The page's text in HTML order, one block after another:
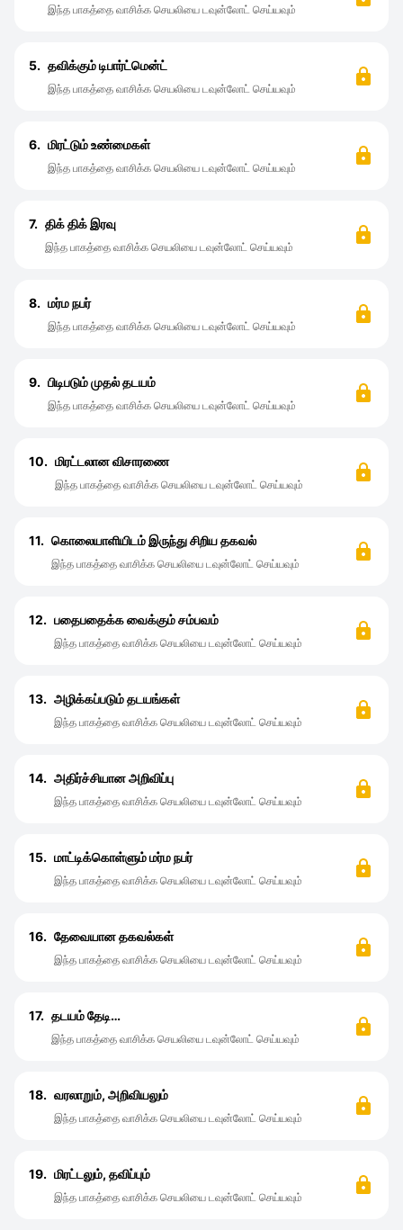
இந்த பாகத்தை வாசிக்க செயலியை டவுன்லோட் செய்யவும்
5. தவிக்கும் டிபார்ட்மென்ட்
இந்த பாகத்தை வாசிக்க செயலியை டவுன்லோட் செய்யவும்
6. மிரட்டும் உண்மைகள்
இந்த பாகத்தை வாசிக்க செயலியை டவுன்லோட் செய்யவும்
7. திக் திக் இரவு
இந்த பாகத்தை வாசிக்க செயலியை டவுன்லோட் செய்யவும்
8. மர்ம நபர்
இந்த பாகத்தை வாசிக்க செயலியை டவுன்லோட் செய்யவும்
9. பிடிபடும் முதல் தடயம்
இந்த பாகத்தை வாசிக்க செயலியை டவுன்லோட் செய்யவும்
10. மிரட்டலான விசாரணை
இந்த பாகத்தை வாசிக்க செயலியை டவுன்லோட் செய்யவும்
11. கொலையாளியிடம் இருந்து சிறிய தகவல்
இந்த பாகத்தை வாசிக்க செயலியை டவுன்லோட் செய்யவும்
12. பதைபதைக்க வைக்கும் சம்பவம்
இந்த பாகத்தை வாசிக்க செயலியை டவுன்லோட் செய்யவும்
13. அழிக்கப்படும் தடயங்கள்
இந்த பாகத்தை வாசிக்க செயலியை டவுன்லோட் செய்யவும்
14. அதிர்ச்சியான அறிவிப்பு
இந்த பாகத்தை வாசிக்க செயலியை டவுன்லோட் செய்யவும்
15. மாட்டிக்கொள்ளும் மர்ம நபர்
இந்த பாகத்தை வாசிக்க செயலியை டவுன்லோட் செய்யவும்
16. தேவையான தகவல்கள்
இந்த பாகத்தை வாசிக்க செயலியை டவுன்லோட் செய்யவும்
17. தடயம் தேடி…
இந்த பாகத்தை வாசிக்க செயலியை டவுன்லோட் செய்யவும்
18. வரலாறும், அறிவியலும்
இந்த பாகத்தை வாசிக்க செயலியை டவுன்லோட் செய்யவும்
19. மிரட்டலும், தவிப்பும்
இந்த பாகத்தை வாசிக்க செயலியை டவுன்லோட் செய்யவும்